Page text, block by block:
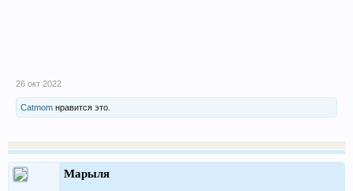
26 окт 2022
Catmom нравится это.
Марыля